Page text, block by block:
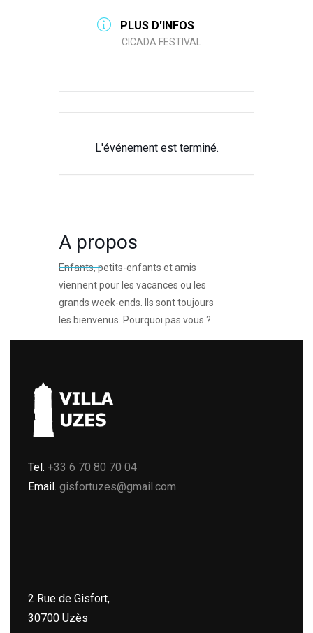
PLUS D'INFOS
CICADA FESTIVAL
L'événement est terminé.
A propos
Enfants, petits-enfants et amis
viennent pour les vacances ou les
grands week-ends. Ils sont toujours
les bienvenus. Pourquoi pas vous ?
Tel. +33 6 70 80 70 04
Email. gisfortuzes@gmail.com
2 Rue de Gisfort,
30700 Uzès